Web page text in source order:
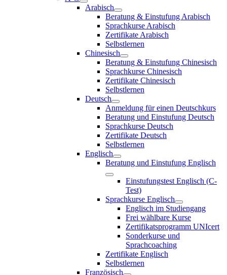
Arabisch
Beratung & Einstufung Arabisch
Sprachkurse Arabisch
Zertifikate Arabisch
Selbstlernen
Chinesisch
Beratung & Einstufung Chinesisch
Sprachkurse Chinesisch
Zertifikate Chinesisch
Selbstlernen
Deutsch
Anmeldung für einen Deutschkurs
Beratung und Einstufung Deutsch
Sprachkurse Deutsch
Zertifikate Deutsch
Selbstlernen
Englisch
Beratung und Einstufung Englisch
Einstufungstest Englisch (C-
Test)
Sprachkurse Englisch
Englisch im Studiengang
Frei wählbare Kurse
Zertifikatsprogramm UNIcert
Sonderkurse und
Sprachcoaching
Zertifikate Englisch
Selbstlernen
Französisch